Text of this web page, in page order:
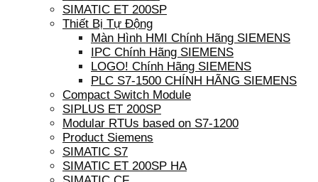
SIMATIC ET 200SP
Thiết Bị Tự Động
Màn Hình HMI Chính Hãng SIEMENS
IPC Chính Hãng SIEMENS
LOGO! Chính Hãng SIEMENS
PLC S7-1500 CHÍNH HÃNG SIEMENS
Compact Switch Module
SIPLUS ET 200SP
Modular RTUs based on S7-1200
Product Siemens
SIMATIC S7
SIMATIC ET 200SP HA